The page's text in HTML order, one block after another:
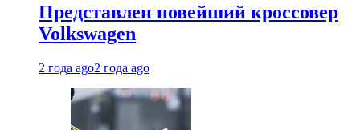
Представлен новейший кроссовер
Volkswagen
2 года ago2 года ago